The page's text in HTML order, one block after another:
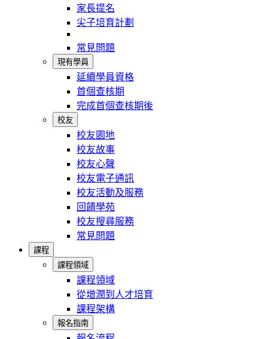
家長提名
尖子培育計劃
常見問題
現有學員
延續學員資格
首個查核期
完成首個查核期後
校友
校友園地
校友故事
校友心聲
校友電子通訊
校友活動及服務
回饋學苑
校友搜尋服務
常見問題
課程
課程領域
課程領域
從增潤到人才培育
課程架構
報名指南